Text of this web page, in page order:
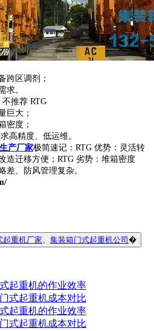
跨区调剂；
求。
推荐 RTG
巨大；
密度；
高精度、低运维。
产厂家极简速记：RTG 优势：灵活转
造迁移方便；RTG 劣势：堆箱密度
差、防风管理复杂。
起重机厂家 集装箱门式起重机公司 �
起重机的作业效率
式起重机成本对比
起重机的作业效率
式起重机成本对比